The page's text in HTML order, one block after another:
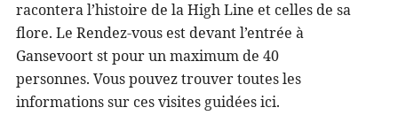
racontera l’histoire de la High Line et celles de sa
flore. Le Rendez-vous est devant l’entrée à
Gansevoort st pour un maximum de 40
personnes. Vous pouvez trouver toutes les
informations sur ces visites guidéesici.